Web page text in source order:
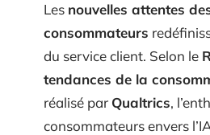
Les nouvelles attentes
consommateurs
du service client. Selon le
tendances de la
réalisé par Qualtrics,
consommateurs envers